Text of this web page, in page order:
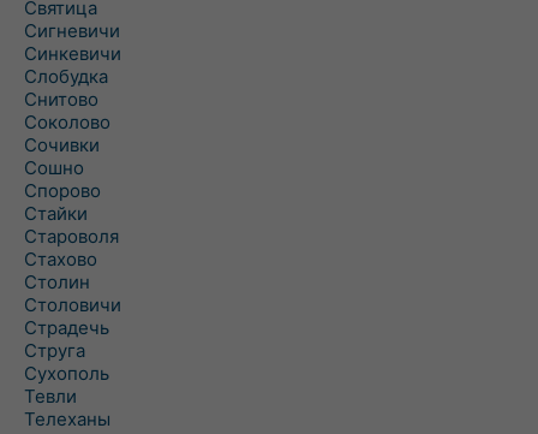
Святица
Сигневичи
Синкевичи
Слобудка
Снитово
Соколово
Сочивки
Сошно
Спорово
Стайки
Староволя
Стахово
Столин
Столовичи
Страдечь
Струга
Сухополь
Тевли
Телеханы